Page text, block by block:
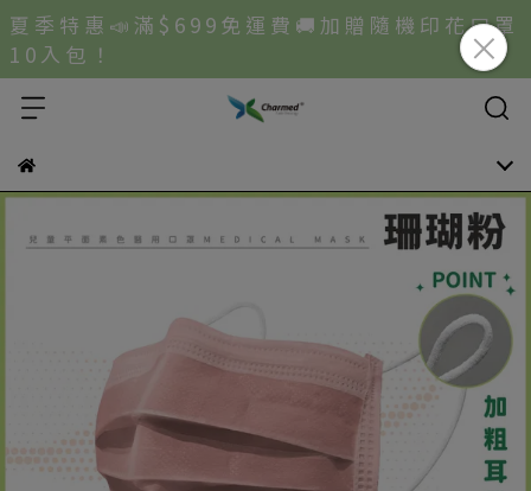
夏 季 特 惠 📣 滿 $ 6 9 9 免 運 費 🚚 加 贈 隨 機 印 花 口 罩
1 0 入 包 ！